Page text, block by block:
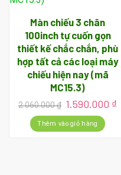
Màn chiếu 3 chân
100inch tự cuốn gọn
thiết kế chắc chắn, phù
hợp tất cả các loại máy
chiếu hiện nay (mã
MC15.3)
2.060.000₫ Giá
gốc
là:
2.060.000 ₫.
1.590.000 ₫
Thêm vào giỏ hàng